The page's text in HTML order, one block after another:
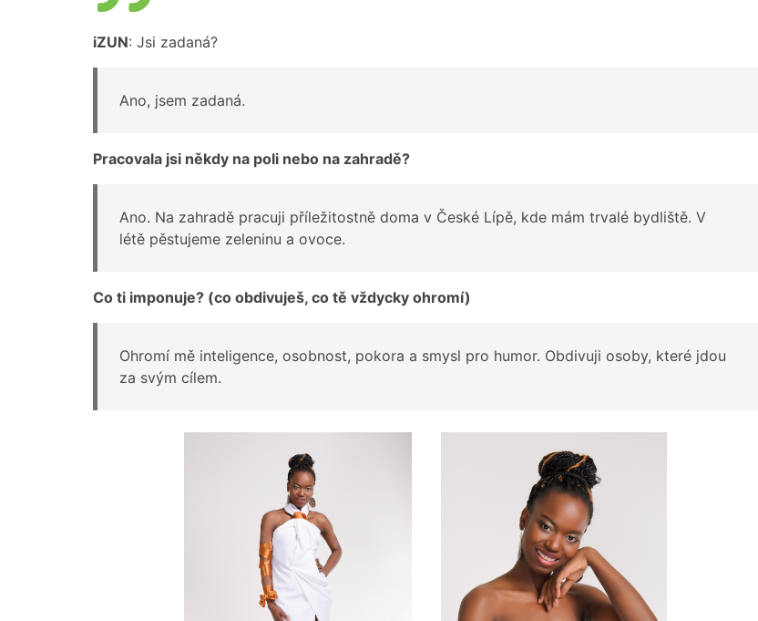
iZUN: Jsi zadaná?
Ano, jsem zadaná.
Pracovala jsi někdy na poli nebo na zahradě?
Ano. Na zahradě pracuji příležitostně doma v České Lípě, kde mám trvalé bydliště. V
létě pěstujeme zeleninu a ovoce.
Co ti imponuje? (co obdivuješ, co tě vždycky ohromí)
Ohromí mě inteligence, osobnost, pokora a smysl pro humor. Obdivuji osoby, které jdou
za svým cílem.